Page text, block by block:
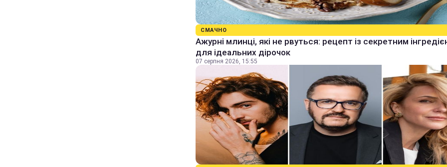
СМАЧНО
Ажурні млинці, які не рвуться: рецепт із секретним
для ідеальних дірочок
07 серпня 2026, 15:55